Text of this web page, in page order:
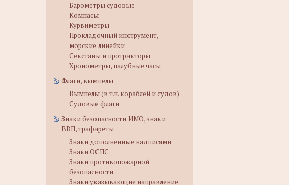
Барометры судовые
Компасы
Курвиметры
Прокладочный инструмент,
морские линейки
Секстаны и протракторы
Хронометры, палубные часы
Флаги, вымпелы
Вымпелы (в т.ч. кораблей и судов)
Судовые флаги
Знаки безопасности ИМО, знаки
ВВП, трафареты
Знаки дополненные надписями
Знаки ОСПС
Знаки противопожарной
безопасности
Знаки указывающие направление